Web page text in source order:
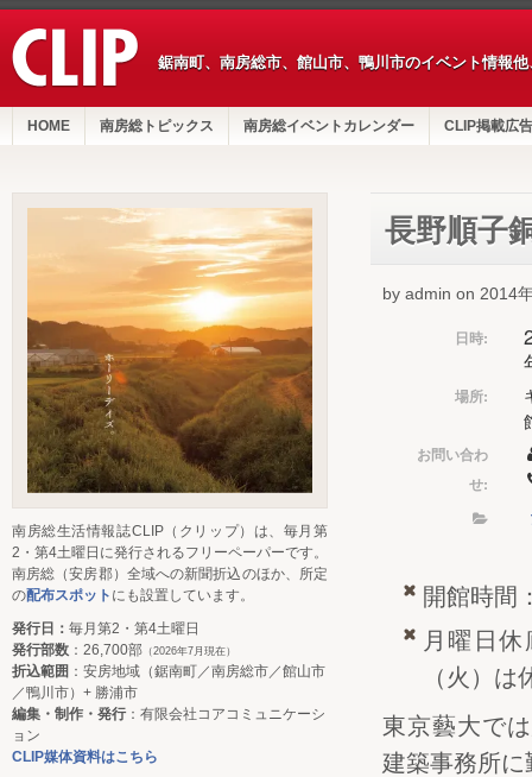
鋸南町、南房総市、館山市、鴨川市のイベント情報
HOME 南房総トピックス 南房総イベントカレンダー CLIP掲載広告
長野順子
by admin on 2014
日時:
場所:
お問い合わ
せ:
開館時間
月曜日
（火）は
東京藝大で
建築事務所に
南房総生活情報誌CLIP（クリップ）は、毎月第
2・第4土曜日に発行されるフリーペーパーです。
南房総（安房郡）全域への新聞折込のほか、所定
の配布スポット にも設置しています。
発行日： 毎月第2・第4土曜日
発行部数 ：26,700部 （2026年7月現在）
折込範囲 ：安房地域（鋸南町／南房総市／館山市
／鴨川市）+ 勝浦市
編集・制作・発行：有限会社コアコミュニケーシ
ョン
CLIP媒体資料はこちら